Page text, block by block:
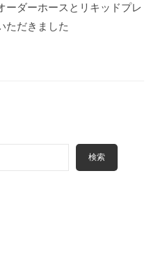
ーダーホースとリキッドプレ
ただきました
検索